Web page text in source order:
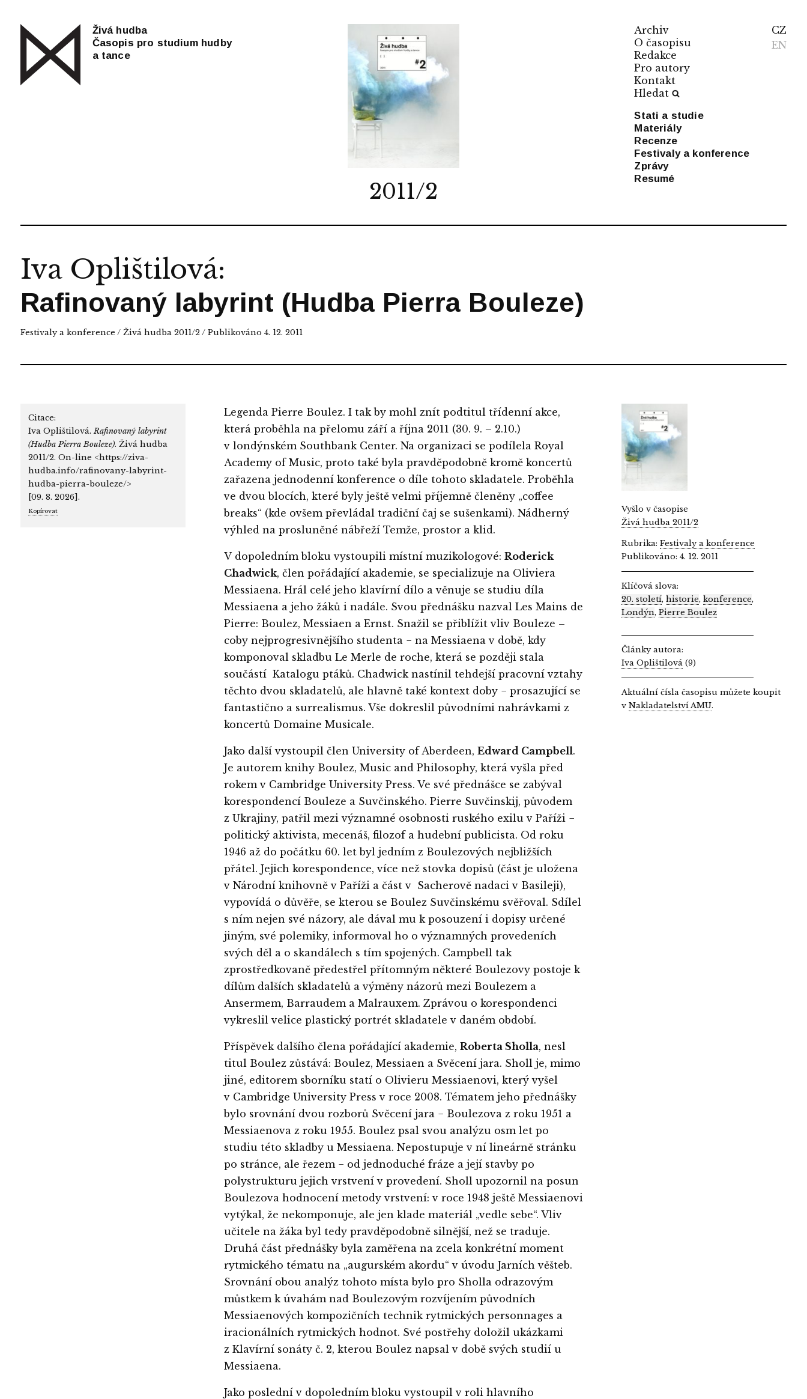
Živá hudba
Časopis pro studium hudby
a tance
2011/2
Archiv
O časopisu
Redakce
Pro autory
Kontakt
Hledat
Stati a studie
Materiály
Recenze
Festivaly a konference
Zprávy
Resumé
CZ
EN
Iva Oplištilová:
Rafinovaný labyrint (Hudba Pierra Bouleze)
Festivaly a konference / Živá hudba 2011/2 / Publikováno 4. 12. 2011
Citace:
Iva Oplištilová.Rafinovaný labyrint
(Hudba Pierra Bouleze). Živá hudba
2011/2. On-line <https://ziva-
hudba.info/rafinovany-labyrint-
hudba-pierra-bouleze/>
[09. 8. 2026].
Kopírovat
Legenda Pierre Boulez. I tak by mohl znít podtitul třídenní akce,
která proběhla na přelomu září a října 2011 (30. 9. – 2.10.)
v londýnském Southbank Center. Na organizaci se podílela Royal
Academy of Music, proto také byla pravděpodobně kromě koncertů
zařazena jednodenní konference o díle tohoto skladatele. Proběhla
ve dvou blocích, které byly ještě velmi příjemně členěny „coffee
breaks“ (kde ovšem převládal tradiční čaj se sušenkami). Nádherný
výhled na prosluněné nábřeží Temže, prostor a klid.
V dopoledním bloku vystoupili místní muzikologové: Roderick
Chadwick, člen pořádající akademie, se specializuje na Oliviera
Messiaena. Hrál celé jeho klavírní dílo a věnuje se studiu díla
Messiaena a jeho žáků i nadále. Svou přednášku nazval Les Mains de
Pierre: Boulez, Messiaen a Ernst. Snažil se přiblížit vliv Bouleze –
coby nejprogresivnějšího studenta − na Messiaena v době, kdy
komponoval skladbu Le Merle de roche, která se později stala
součástí Katalogu ptáků. Chadwick nastínil tehdejší pracovní vztahy
těchto dvou skladatelů, ale hlavně také kontext doby − prosazující se
fantastično a surrealismus. Vše dokreslil původními nahrávkami z
koncertů Domaine Musicale.
Jako další vystoupil člen University of Aberdeen, Edward Campbell.
Je autorem knihy Boulez, Music and Philosophy, která vyšla před
rokem v Cambridge University Press. Ve své přednášce se zabýval
korespondencí Bouleze a Suvčinského. Pierre Suvčinskij, původem
z Ukrajiny, patřil mezi významné osobnosti ruského exilu v Paříži −
politický aktivista, mecenáš, filozof a hudební publicista. Od roku
1946 až do počátku 60. let byl jedním z Boulezových nejbližších
přátel. Jejich korespondence, více než stovka dopisů (část je uložena
v Národní knihovně v Paříži a část v Sacherově nadaci v Basileji),
vypovídá o důvěře, se kterou se Boulez Suvčinskému svěřoval. Sdílel
s ním nejen své názory, ale dával mu k posouzení i dopisy určené
jiným, své polemiky, informoval ho o významných provedeních
svých děl a o skandálech s tím spojených. Campbell tak
zprostředkovaně předestřel přítomným některé Boulezovy postoje k
dílům dalších skladatelů a výměny názorů mezi Boulezem a
Ansermem, Barraudem a Malrauxem. Zprávou o korespondenci
vykreslil velice plastický portrét skladatele v daném období.
Příspěvek dalšího člena pořádající akademie, Roberta Sholla, nesl
titul Boulez zůstává: Boulez, Messiaen a Svěcení jara. Sholl je, mimo
jiné, editorem sborníku statí o Olivieru Messiaenovi, který vyšel
v Cambridge University Press v roce 2008. Tématem jeho přednášky
bylo srovnání dvou rozborů Svěcení jara − Boulezova z roku 1951 a
Messiaenova z roku 1955. Boulez psal svou analýzu osm let po
studiu této skladby u Messiaena. Nepostupuje v ní lineárně stránku
po stránce, ale řezem − od jednoduché fráze a její stavby po
polystrukturu jejich vrstvení v provedení. Sholl upozornil na posun
Boulezova hodnocení metody vrstvení: v roce 1948 ještě Messiaenovi
vytýkal, že nekomponuje, ale jen klade materiál „vedle sebe“. Vliv
učitele na žáka byl tedy pravděpodobně silnější, než se traduje.
Druhá část přednášky byla zaměřena na zcela konkrétní moment
rytmického tématu na „augurském akordu“ v úvodu Jarních věšteb.
Srovnání obou analýz tohoto místa bylo pro Sholla odrazovým
můstkem k úvahám nad Boulezovým rozvíjením původních
Messiaenových kompozičních technik rytmických personnages a
iracionálních rytmických hodnot. Své postřehy doložil ukázkami
z Klavírní sonáty č. 2, kterou Boulez napsal v době svých studií u
Messiaena.
Jako poslední v dopoledním bloku vystoupil v roli hlavního
Vyšlo v časopise
Živá hudba 2011/2
Rubrika:Festivaly a konference
Publikováno: 4. 12. 2011
Klíčová slova:
20. století,historie,konference,
Londýn,Pierre Boulez
Články autora:
Iva Oplištilová (9)
Aktuální čísla časopisu můžete koupit
vNakladatelství AMU.